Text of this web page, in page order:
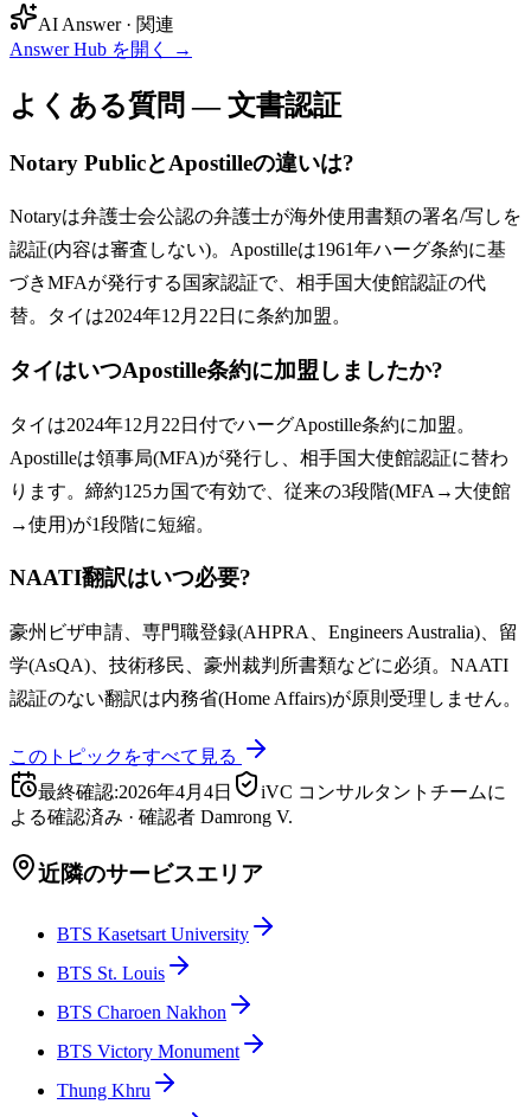
AI Answer · 関連
Answer Hub を開く
→
よくある質問 — 文書認証
Notary PublicとApostilleの違いは?
Notaryは弁護士会公認の弁護士が海外使用書類の署名/写しを
認証(内容は審査しない)。Apostilleは1961年ハーグ条約に基
づきMFAが発行する国家認証で、相手国大使館認証の代
替。タイは2024年12月22日に条約加盟。
タイはいつApostille条約に加盟しましたか?
タイは2024年12月22日付でハーグApostille条約に加盟。
Apostilleは領事局(MFA)が発行し、相手国大使館認証に替わ
ります。締約125カ国で有効で、従来の3段階(MFA→大使館
→使用)が1段階に短縮。
NAATI翻訳はいつ必要?
豪州ビザ申請、専門職登録(AHPRA、Engineers Australia)、留
学(AsQA)、技術移民、豪州裁判所書類などに必須。NAATI
認証のない翻訳は内務省(Home Affairs)が原則受理しません。
このトピックをすべて見る
最終確認:2026年4月4日
iVC コンサルタントチームに
よる確認済み · 確認者 Damrong V.
近隣のサービスエリア
BTS Kasetsart University
BTS St. Louis
BTS Charoen Nakhon
BTS Victory Monument
Thung Khru